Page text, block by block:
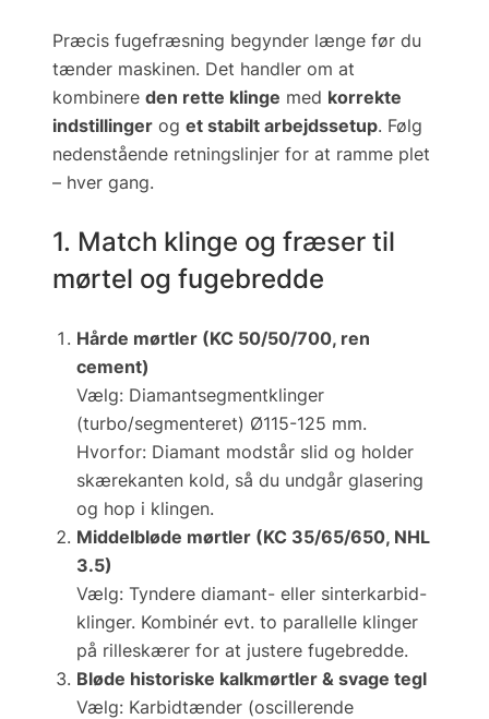
Præcis fugefræsning begynder længe før du
tænder maskinen. Det handler om at
kombinere den rette klinge med korrekte
indstillinger og et stabilt arbejdssetup. Følg
nedenstående retningslinjer for at ramme plet
– hver gang.
1. Match klinge og fræser til
mørtel og fugebredde
Hårde mørtler (KC 50/50/700, ren
cement)
Vælg: Diamantsegmentklinger
(turbo/segmenteret) Ø115-125 mm.
Hvorfor: Diamant modstår slid og holder
skærekanten kold, så du undgår glasering
og hop i klingen.
Middelbløde mørtler (KC 35/65/650, NHL
3.5)
Vælg: Tyndere diamant- eller sinterkarbid-
klinger. Kombinér evt. to parallelle klinger
på rilleskærer for at justere fugebredde.
Bløde historiske kalkmørtler & svage tegl
Vælg: Karbidtænder (oscillerende